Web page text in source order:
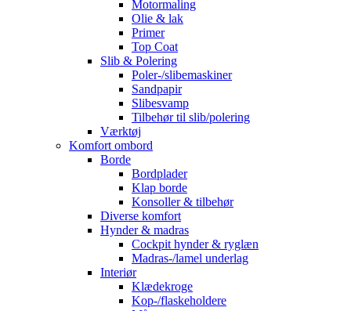
Motormaling
Olie & lak
Primer
Top Coat
Slib & Polering
Poler-/slibemaskiner
Sandpapir
Slibesvamp
Tilbehør til slib/polering
Værktøj
Komfort ombord
Borde
Bordplader
Klap borde
Konsoller & tilbehør
Diverse komfort
Hynder & madras
Cockpit hynder & ryglæn
Madras-/lamel underlag
Interiør
Klædekroge
Kop-/flaskeholdere